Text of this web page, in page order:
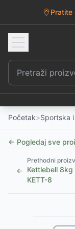
Pratite
Početak>Sportska
← Pogledaj sve
←
Prethodni
Kettlebell 8kg
KETT-8